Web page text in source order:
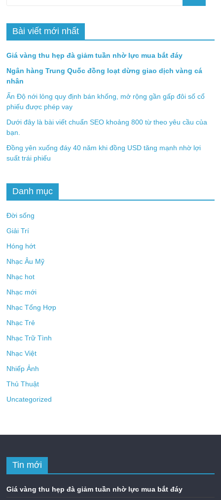
Bài viết mới nhất
Giá vàng thu hẹp đà giảm tuần nhờ lực mua bắt đáy
Ngân hàng Trung Quốc đồng loạt dừng giao dịch vàng cá
nhân
Ấn Độ nới lỏng quy định bán khống, mở rộng gần gấp đôi số cổ
phiếu được phép vay
Dưới đây là bài viết chuẩn SEO khoảng 800 từ theo yêu cầu của
bạn.
Đồng yên xuống đáy 40 năm khi đồng USD tăng mạnh nhờ lợi
suất trái phiếu
Danh mục
Đời sống
Giải Trí
Hóng hớt
Nhạc Âu Mỹ
Nhạc hot
Nhạc mới
Nhạc Tổng Hợp
Nhạc Trẻ
Nhạc Trữ Tình
Nhạc Việt
Nhiếp Ảnh
Thủ Thuật
Uncategorized
Tin mới
Giá vàng thu hẹp đà giảm tuần nhờ lực mua bắt đáy